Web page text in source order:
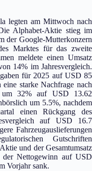
legten am Mittwoch nach
Alphabet-Aktie stieg im
der Google-Mutterkonzern
Marktes für das zweite
meldete einen Umsatz
14% im Jahresvergleich.
für 2025 auf USD 85
starke Nachfrage nach
um 32% auf USD 13.62
um 5.5%, nachdem
einen Rückgang des
auf USD 16.7
Fahrzeugauslieferungen
Gutschriften
und der Gesamtumsatz
der Nettogewinn auf USD
Vorjahr sank.